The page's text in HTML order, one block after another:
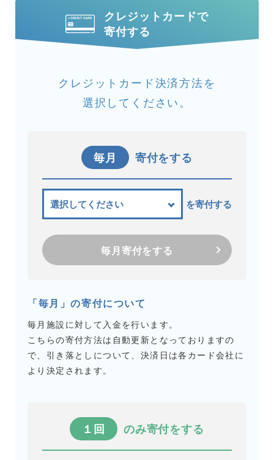
クレジットカードで
寄付する
クレジットカード決済方法を
選択してください。
毎月 寄付をする
を寄付する
毎月寄付をする
「毎月」の寄付について
毎月施設に対して入金を行います。
こちらの寄付方法は自動更新となっておりますの
で、引き落としについて、決済日は各カード会社に
より決定されます。
１回 のみ寄付をする